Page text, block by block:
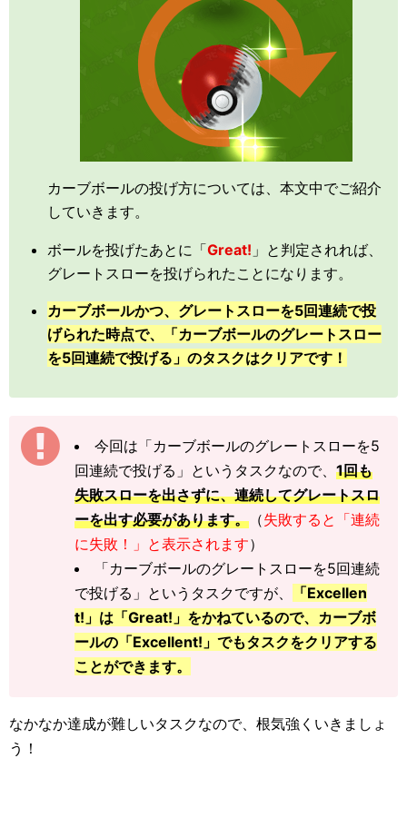
カーブボールの投げ方については、本文中でご紹介
していきます。
ボールを投げたあとに「Great! 」と判定されれば、
グレートスローを投げられたことになります。
カーブボールかつ、グレートスローを5回連続で投
げられた時点で、「カーブボールのグレートスロー
を5回連続で投げる」のタスクはクリアです！
今回は「カーブボールのグレートスローを5
回連続で投げる」というタスクなので、 1回も
失敗スローを出さずに、連続してグレートスロ
ーを出す必要があります。 （失敗すると「連続
に失敗！」と表示されます）
「カーブボールのグレートスローを5回連続
で投げる」というタスクですが、
「Excellen
t!」は「Great!」をかねているので、カーブボ
ールの「Excellent!」でもタスクをクリアする
ことができます。
なかなか達成が難しいタスクなので、根気強くいきましょ
う！